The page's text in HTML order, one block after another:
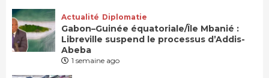
Actualité Diplomatie
Gabon–Guinée équatoriale/Île Mbanié :
Libreville suspend le processus d’Addis-
Abeba
1 semaine ago